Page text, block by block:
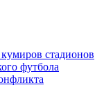
стадионов
футбола